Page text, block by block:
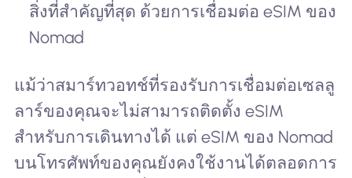
สิ่งที่สำคัญที่สุด ด้วยการเชื่อมต่อ eSIM ของ
Nomad
แม้ว่าสมาร์ทวอทช์ที่รองรับการเชื่อมต่อเซลลู
ลาร์ของคุณจะไม่สามารถติดตั้ง eSIM
สำหรับการเดินทางได้ แต่ eSIM ของ Nomad
บนโทรศัพท์ของคุณยังคงใช้งานได้ตลอดการ